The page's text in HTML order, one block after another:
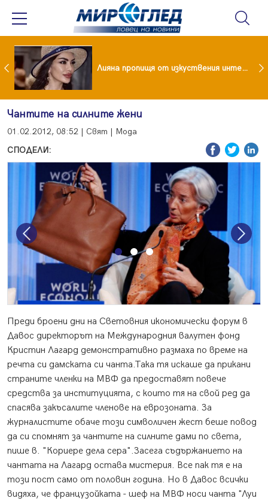
Популярен риалити герой заряза жена си заради друга Лияна пропищя от изкуствения интелект
Чантите на силните жени
01.02.2012, 08:52 | Свят | Мода
СПОДЕЛИ:
Previous Next
Преди броени дни на Световния икономически форум в
Давос директорът на Международния валутен фонд
Кристин Лагард демонстративно размаха по време на
речта си дамската си чанта.Така тя искаше да прикани
страните членки на МВФ да предоставят повече
средства за институцията, с които тя на свой ред да
спасява закъсалите членове на еврозоната. За
журналистите обаче този символичен жест беше повод
да си спомнят за чантите на силните дами по света,
пише в. "Кориере дела сера".Засега съдържанието на
чантата на Лагард остава мистерия. Все пак тя е на
този пост само от половин година. Но в Давос всички
видяха, че французойката - шеф на МВФ носи чанта "Луи